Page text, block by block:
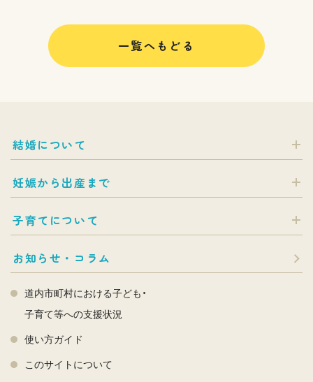
一覧へもどる
結婚について
妊娠から出産まで
子育てについて
お知らせ・コラム
道内市町村における子ども・
子育て等への支援状況
使い方ガイド
このサイトについて